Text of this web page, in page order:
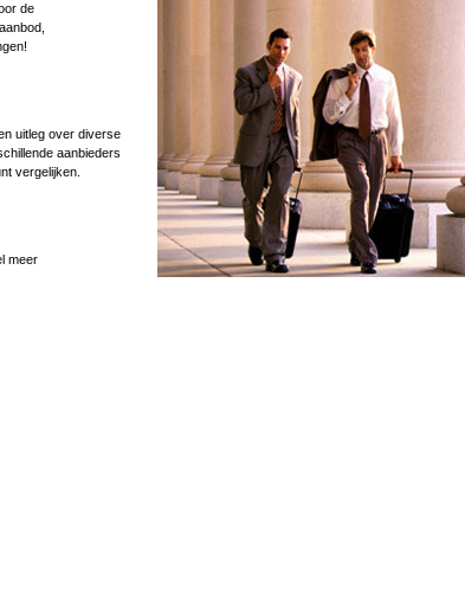
de
uitleg over diverse
aanbieders
vergelijken.
meer